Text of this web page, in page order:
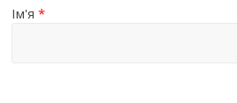
Ім'я*